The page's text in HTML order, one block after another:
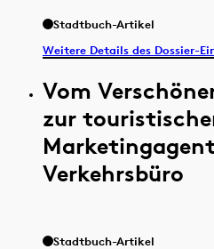
Stadtbuch-Artikel
Weitere Details des Dossier-
Vom
zur
Verkehrsbüro
Stadtbuch-Artikel